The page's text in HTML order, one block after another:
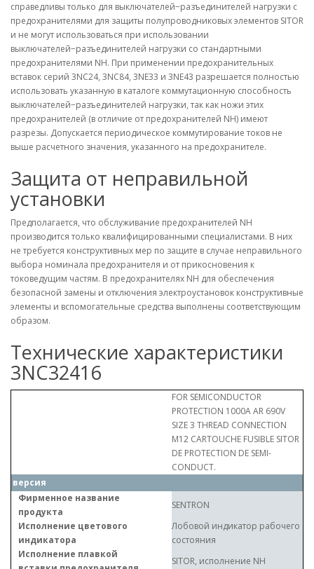
справедливы только для выключателей−разъединителей нагрузки с
предохранителями для защиты полупроводниковых элементов SITOR
и не могут использоваться при использовании
выключателей−разъединителей нагрузки со стандартными
предохранителями NH. При применении предохранительных
вставок серий 3NC24, 3NC84, 3NE33 и 3NE43 разрешается полностью
использовать указанную в каталоге коммутационную способность
выключателей−разъединителей нагрузки, так как ножи этих
предохранителей (в отличие от предохранителей NH) имеют
разрезы. Допускается периодическое коммутирование токов не
выше расчетного значения, указанного на предохранителе.
Защита от неправильной
установки
Предполагается, что обслуживание предохранителей NH
производится только квалифицированными специалистами. В них
не требуется конструктивных мер по защите в случае неправильного
выбора номинала предохранителя и от прикосновения к
токоведущим частям. В предохранителях NH для обеспечения
безопасной замены и отключения электроустановок конструктивные
элементы и вспомогательные средства выполнены соответствующим
образом.
Технические характеристики
3NC32416
FOR SEMICONDUCTOR
PROTECTION 1000A AR 690V
SIZE 3 THREAD CONNECTION
M12 CARTOUCHE FUSIBLE SITOR
DE PROTECTION DE SEMI-
CONDUCT.
версия
Фирменное название
продукта
SENTRON
Исполнение цветового
индикатора
Лобовой индикатор рабочего
состояния
Исполнение плавкой
SITOR, исполнение NH